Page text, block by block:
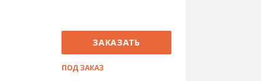
ЗАКАЗАТЬ
ПОД ЗАКАЗ